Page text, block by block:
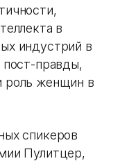
в
индустрий в
правды,
роль женщин в
спикеров
Пулитцер,